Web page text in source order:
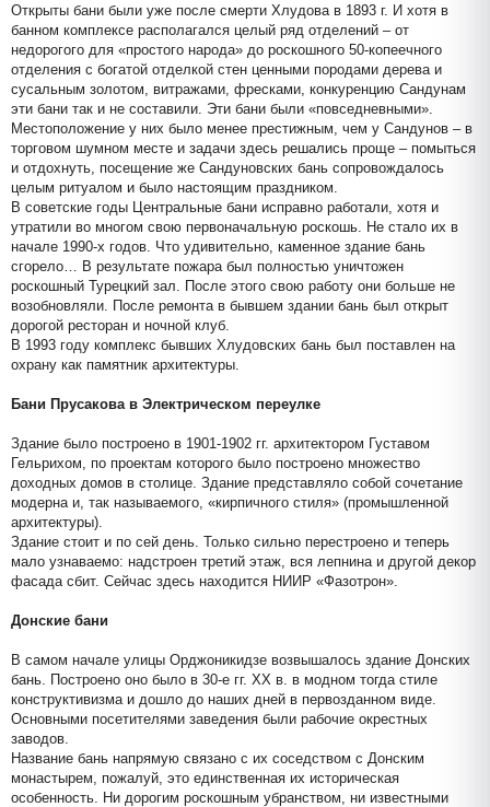
Открыты бани были уже после смерти Хлудова в 1893 г. И хотя в
банном комплексе располагался целый ряд отделений – от
недорогого для «простого народа» до роскошного 50-копеечного
отделения с богатой отделкой стен ценными породами дерева и
сусальным золотом, витражами, фресками, конкуренцию Сандунам
эти бани так и не составили. Эти бани были «повседневными».
Местоположение у них было менее престижным, чем у Сандунов – в
торговом шумном месте и задачи здесь решались проще – помыться
и отдохнуть, посещение же Сандуновских бань сопровождалось
целым ритуалом и было настоящим праздником.
В советские годы Центральные бани исправно работали, хотя и
утратили во многом свою первоначальную роскошь. Не стало их в
начале 1990-х годов. Что удивительно, каменное здание бань
сгорело… В результате пожара был полностью уничтожен
роскошный Турецкий зал. После этого свою работу они больше не
возобновляли. После ремонта в бывшем здании бань был открыт
дорогой ресторан и ночной клуб.
В 1993 году комплекс бывших Хлудовских бань был поставлен на
охрану как памятник архитектуры.
Бани Прусакова в Электрическом переулке
Здание было построено в 1901-1902 гг. архитектором Густавом
Гельрихом, по проектам которого было построено множество
доходных домов в столице. Здание представляло собой сочетание
модерна и, так называемого, «кирпичного стиля» (промышленной
архитектуры).
Здание стоит и по сей день. Только сильно перестроено и теперь
мало узнаваемо: надстроен третий этаж, вся лепнина и другой декор
фасада сбит. Сейчас здесь находится НИИР «Фазотрон».
Донские бани
В самом начале улицы Орджоникидзе возвышалось здание Донских
бань. Построено оно было в 30-е гг. XX в. в модном тогда стиле
конструктивизма и дошло до наших дней в первозданном виде.
Основными посетителями заведения были рабочие окрестных
заводов.
Название бань напрямую связано с их соседством с Донским
монастырем, пожалуй, это единственная их историческая
особенность. Ни дорогим роскошным убранством, ни известными